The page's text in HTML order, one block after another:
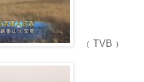
﹙TVB﹚